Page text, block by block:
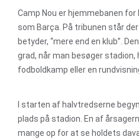
Camp Nou er hjemmebanen for
som Barça. På tribunen står der
betyder, “mere end en klub”.
grad, når man besøger stadion,
fodboldkamp eller en
I starten af halvtredserne
plads på stadion. En af
mange op for at se holdets